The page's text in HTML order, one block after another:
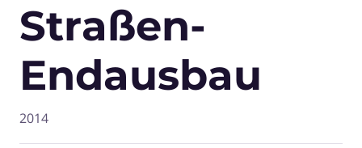
Straßen-
Endausbau
2014